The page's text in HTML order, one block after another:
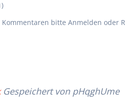
Kommentaren bitte Anmelden oder R
Gespeichert von pHqghUme